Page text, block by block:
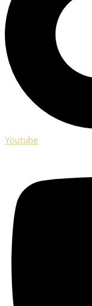
Youtube